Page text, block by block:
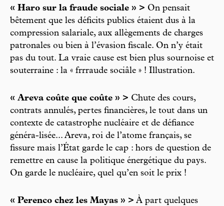
« Haro sur la fraude sociale » > On pensait
bêtement que les déficits publics étaient dus à la
compression salariale, aux allègements de charges
patronales ou bien à l’évasion fiscale. On n’y était
pas du tout. La vraie cause est bien plus sournoise et
souterraine : la « frrraude sociâle » ! Illustration.
« Areva coûte que coûte » > Chute des cours,
contrats annulés, pertes financières, le tout dans un
contexte de catastrophe nucléaire et de défiance
généra-lisée... Areva, roi de l’atome français, se
fissure mais l’État garde le cap : hors de question de
remettre en cause la politique énergétique du pays.
On garde le nucléaire, quel qu’en soit le prix !
« Perenco chez les Mayas » > À part quelques